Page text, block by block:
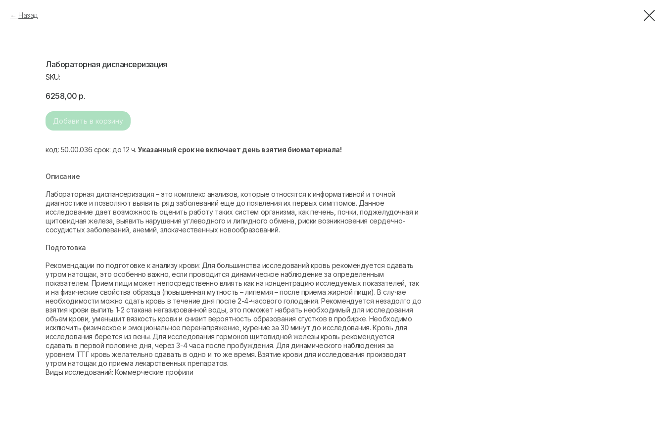
Назад
Лабораторная диспансеризация
SKU:
6258,00 р.
Добавить в корзину
код: 50.00.036 срок: до 12 ч.Указанный срок не включает день взятия биоматериала!
Описание
Лабораторная диспансеризация – это комплекс анализов, которые относятся к информативной и точной
диагностике и позволяют выявить ряд заболеваний еще до появления их первых симптомов. Данное
исследование дает возможность оценить работу таких систем организма, как печень, почки, поджелудочная и
щитовидная железа, выявить нарушения углеводного и липидного обмена, риски возникновения сердечно-
сосудистых заболеваний, анемий, злокачественных новообразований.
Подготовка
Рекомендации по подготовке к анализу крови: Для большинства исследований кровь рекомендуется сдавать
утром натощак, это особенно важно, если проводится динамическое наблюдение за определенным
показателем. Прием пищи может непосредственно влиять как на концентрацию исследуемых показателей, так
и на физические свойства образца (повышенная мутность – липемия – после приема жирной пищи). В случае
необходимости можно сдать кровь в течение дня после 2-4-часового голодания. Рекомендуется незадолго до
взятия крови выпить 1-2 стакана негазированной воды, это поможет набрать необходимый для исследования
объем крови, уменьшит вязкость крови и снизит вероятность образования сгустков в пробирке. Необходимо
исключить физическое и эмоциональное перенапряжение, курение за 30 минут до исследования. Кровь для
исследования берется из вены. Для исследования гормонов щитовидной железы кровь рекомендуется
сдавать в первой половине дня, через 3-4 часа после пробуждения. Для динамического наблюдения за
уровнем ТТГ кровь желательно сдавать в одно и то же время. Взятие крови для исследования производят
утром натощак до приема лекарственных препаратов.
Виды исследований: Коммерческие профили